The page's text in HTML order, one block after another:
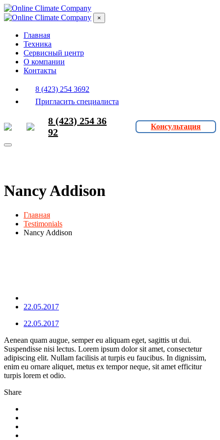
×
Главная
Техника
Сервисный центр
О компании
Контакты
8 (423) 254 3692
Пригласить специалиста
8 (423) 254 36
92
Консультация
Nancy Addison
Главная
Testimonials
Nancy Addison
22.05.2017
22.05.2017
Aenean quam augue, semper eu aliquam eget, sagittis ut dui.
Suspendisse nisi lectus. Lorem ipsum dolor sit amet, consectetur
adipiscing elit. Nullam facilisis at turpis eu faucibus. In dignissim,
enim eu ornare aliquet, metus ex tempor neque, sit amet efficitur
turpis lorem et odio.
Share